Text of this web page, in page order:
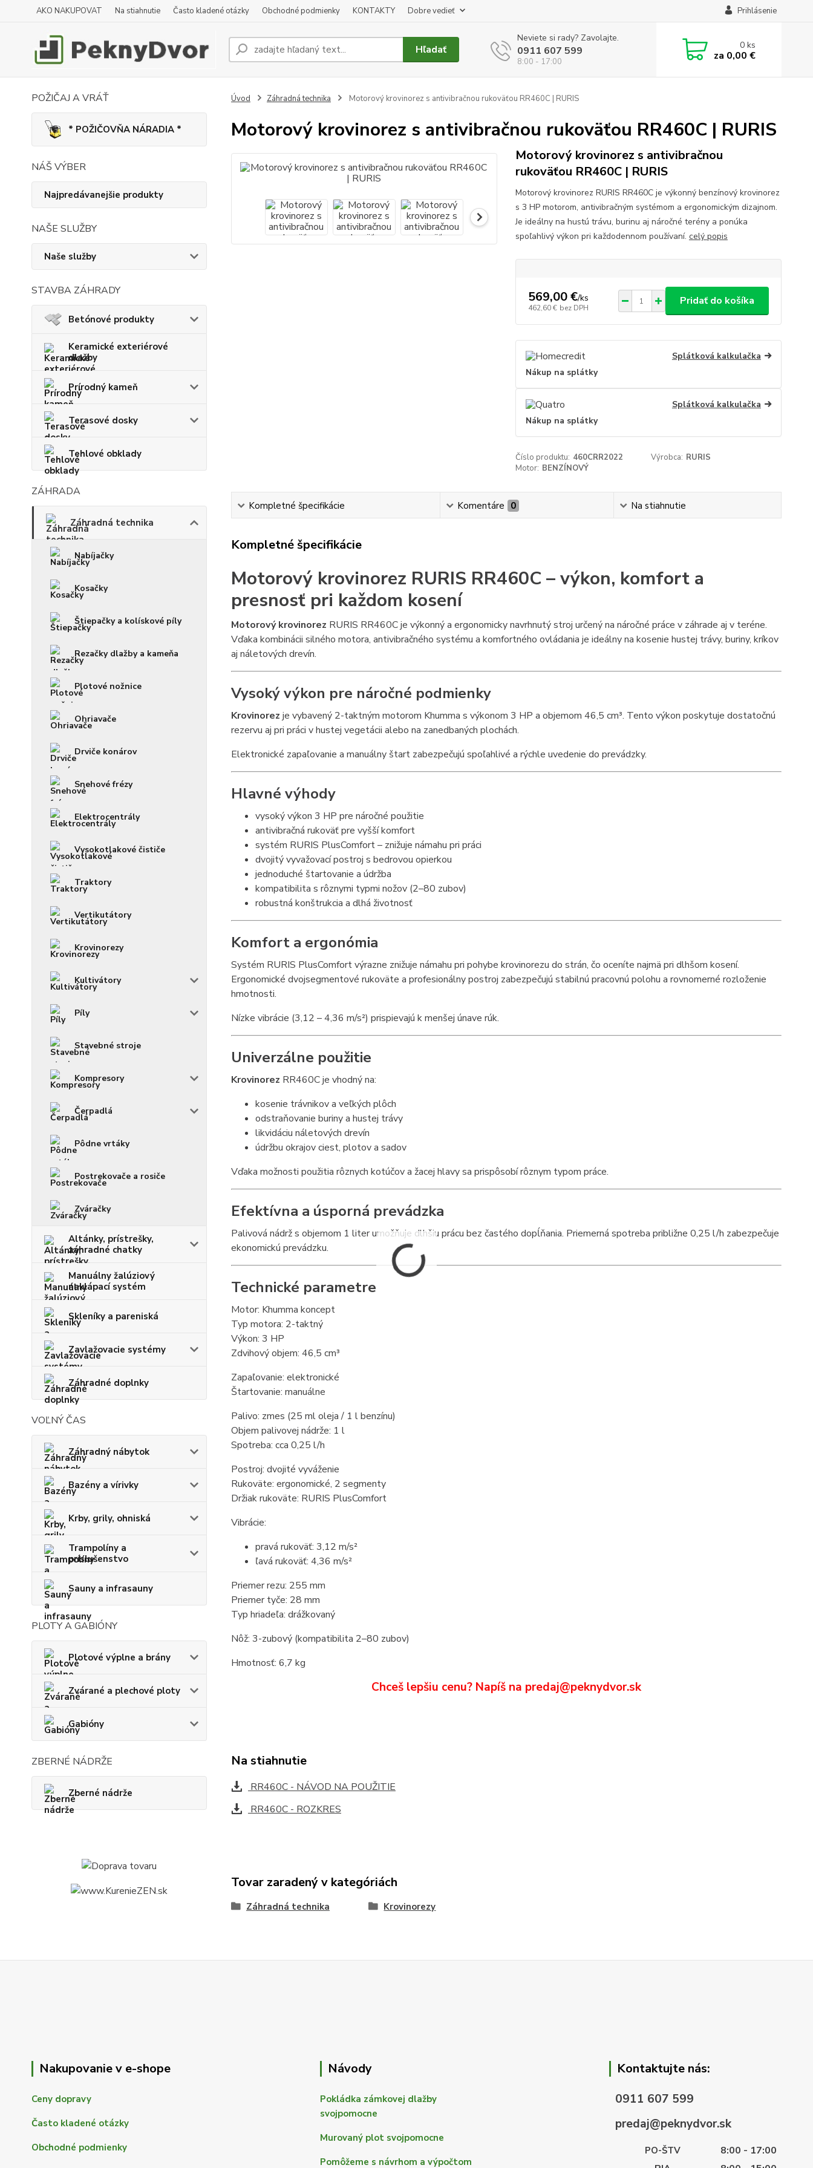
AKO NAKUPOVAT Na stiahnutie Často kladené otázky Obchodné podmienky KONTAKTY Dobre vedieť Prihlásenie
Hľadať
Neviete si rady? Zavolajte.
0911 607 599
8:00 - 17:00
0ks
za 0,00 €
POŽIČAJ A VRÁŤ
* POŽIČOVŇA NÁRADIA *
NÁŠ VÝBER
Najpredávanejšie produkty
NAŠE SLUŽBY
Naše služby
STAVBA ZÁHRADY
Betónové produkty
Keramické exteriérové
dlažby
Prírodný kameň
Terasové dosky
Tehlové obklady
ZÁHRADA
Záhradná technika
Nabíjačky
Kosačky
Štiepačky a kolískové píly
Rezačky dlažby a kameňa
Plotové nožnice
Ohriavače
Drviče konárov
Snehové frézy
Elektrocentrály
Vysokotlakové čističe
Traktory
Vertikutátory
Krovinorezy
Kultivátory
Píly
Stavebné stroje
Kompresory
Čerpadlá
Pôdne vrtáky
Postrekovače a rosiče
Zváračky
Altánky, prístrešky,
záhradné chatky
Manuálny žalúziový
naklápací systém
Skleníky a pareniská
Zavlažovacie systémy
Záhradné doplnky
VOĽNÝ ČAS
Záhradný nábytok
Bazény a vírivky
Krby, grily, ohniská
Trampolíny a
príslušenstvo
Sauny a infrasauny
PLOTY A GABIÓNY
Plotové výplne a brány
Zvárané a plechové ploty
Gabióny
ZBERNÉ NÁDRŽE
Zberné nádrže
Úvod Záhradná technika Motorový krovinorez s antivibračnou rukoväťou RR460C | RURIS
Motorový krovinorez s antivibračnou rukoväťou RR460C | RURIS
Motorový krovinorez s antivibračnou
rukoväťou RR460C | RURIS
Motorový krovinorez RURIS RR460C je výkonný benzínový krovinorez
s 3 HP motorom, antivibračným systémom a ergonomickým dizajnom.
Je ideálny na hustú trávu, burinu aj náročné terény a ponúka
spoľahlivý výkon pri každodennom používaní. celý popis
569,00 €/ks
462,60 € bez DPH
Pridať do košíka
Splátková kalkulačka
Nákup na splátky
Splátková kalkulačka
Nákup na splátky
Číslo produktu: 460CRR2022 Výrobca: RURIS
Motor: BENZÍNOVÝ
Kompletné špecifikácie Komentáre 0 Na stiahnutie
Kompletné špecifikácie
Motorový krovinorez RURIS RR460C – výkon, komfort a
presnosť pri každom kosení
Motorový krovinorez RURIS RR460C je výkonný a ergonomicky navrhnutý stroj určený na náročné práce v záhrade aj v teréne.
Vďaka kombinácii silného motora, antivibračného systému a komfortného ovládania je ideálny na kosenie hustej trávy, buriny, kríkov
aj náletových drevín.
Vysoký výkon pre náročné podmienky
Krovinorez je vybavený 2-taktným motorom Khumma s výkonom 3 HP a objemom 46,5 cm³. Tento výkon poskytuje dostatočnú
rezervu aj pri práci v hustej vegetácii alebo na zanedbaných plochách.
Elektronické zapaľovanie a manuálny štart zabezpečujú spoľahlivé a rýchle uvedenie do prevádzky.
Hlavné výhody
vysoký výkon 3 HP pre náročné použitie
antivibračná rukoväť pre vyšší komfort
systém RURIS PlusComfort – znižuje námahu pri práci
dvojitý vyvažovací postroj s bedrovou opierkou
jednoduché štartovanie a údržba
kompatibilita s rôznymi typmi nožov (2–80 zubov)
robustná konštrukcia a dlhá životnosť
Komfort a ergonómia
Systém RURIS PlusComfort výrazne znižuje námahu pri pohybe krovinorezu do strán, čo oceníte najmä pri dlhšom kosení.
Ergonomické dvojsegmentové rukoväte a profesionálny postroj zabezpečujú stabilnú pracovnú polohu a rovnomerné rozloženie
hmotnosti.
Nízke vibrácie (3,12 – 4,36 m/s²) prispievajú k menšej únave rúk.
Univerzálne použitie
Krovinorez RR460C je vhodný na:
kosenie trávnikov a veľkých plôch
odstraňovanie buriny a hustej trávy
likvidáciu náletových drevín
údržbu okrajov ciest, plotov a sadov
Vďaka možnosti použitia rôznych kotúčov a žacej hlavy sa prispôsobí rôznym typom práce.
Efektívna a úsporná prevádzka
Palivová nádrž s objemom 1 liter umožňuje dlhšiu prácu bez častého dopĺňania. Priemerná spotreba približne 0,25 l/h zabezpečuje
ekonomickú prevádzku.
Technické parametre
Motor: Khumma koncept
Typ motora: 2-taktný
Výkon: 3 HP
Zdvihový objem: 46,5 cm³
Zapaľovanie: elektronické
Štartovanie: manuálne
Palivo: zmes (25 ml oleja / 1 l benzínu)
Objem palivovej nádrže: 1 l
Spotreba: cca 0,25 l/h
Postroj: dvojité vyváženie
Rukoväte: ergonomické, 2 segmenty
Držiak rukoväte: RURIS PlusComfort
Vibrácie:
pravá rukoväť: 3,12 m/s²
ľavá rukoväť: 4,36 m/s²
Priemer rezu: 255 mm
Priemer tyče: 28 mm
Typ hriadeľa: drážkovaný
Nôž: 3-zubový (kompatibilita 2–80 zubov)
Hmotnosť: 6,7 kg
Chceš lepšiu cenu? Napíš na predaj@peknydvor.sk
Na stiahnutie
RR460C - NÁVOD NA POUŽITIE
RR460C - ROZKRES
Tovar zaradený v kategóriách
Záhradná technika Krovinorezy
Nakupovanie v e-shope
Ceny dopravy
Často kladené otázky
Obchodné podmienky
Návody
Pokládka zámkovej dlažby
svojpomocne
Murovaný plot svojpomocne
Pomôžeme s návrhom a výpočtom
Kontaktujte nás:
0911 607 599
predaj@peknydvor.sk
PO-ŠTV
8:00 - 17:00